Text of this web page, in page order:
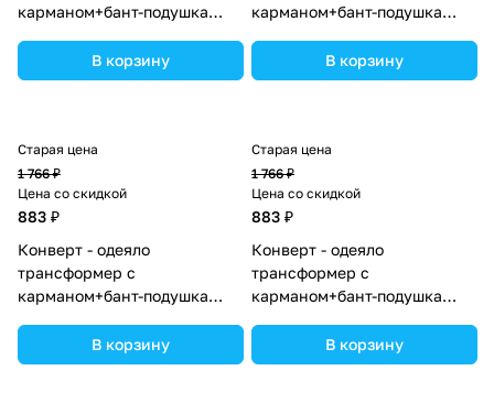
карманом+бант-подушка
(№7496-0-1_05) цвета в
ассортименте.
В корзину
карманом+бант-подушка
(№7496-0-1_10) цвета в
ассортименте.
В корзину
Старая цена
1 766 ₽
Цена со скидкой
883 ₽
Конверт - одеяло
трансформер с
карманом+бант-подушка
(№7498-0-1_08) цвета в
ассортименте.
В корзину
Старая цена
1 766 ₽
Цена со скидкой
883 ₽
Конверт - одеяло
трансформер с
карманом+бант-подушка
(№7498-0-1_03) цвета в
ассортименте.
В корзину